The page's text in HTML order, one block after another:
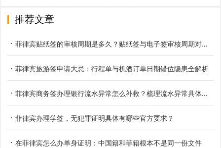
推荐文章
菲律宾贴纸签的审核周期是多久？贴纸签与电子签审核周期对比参考
菲律宾旅游签申请大忌：行程单与机酒订单日期错位隐患全解析
菲律宾商务签办理银行流水异常怎么补救？梳理流水异常具体类型
菲律宾办理学签，无犯罪证明具体有哪些官方要求？
在菲律宾怎么办单身证明：中国籍和菲籍根本不是同一份文件